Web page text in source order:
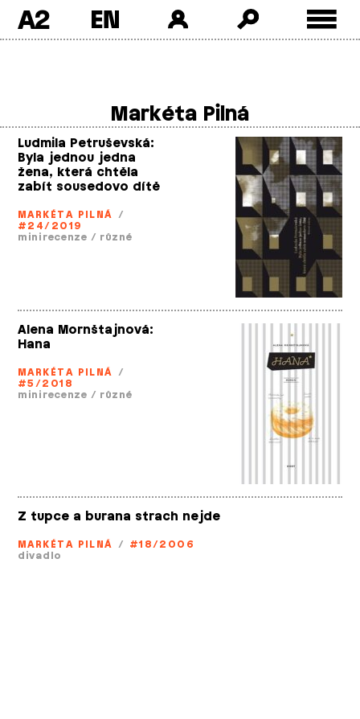
A2
Markéta Pilná
Ludmila Petruševská:
Byla jednou jedna
žena, která chtěla
zabít sousedovo dítě
MARKÉTA PILNÁ /
#24/2019
minirecenze / různé
Alena Mornštajnová:
Hana
MARKÉTA PILNÁ /
#5/2018
minirecenze / různé
Z tupce a burana strach nejde
MARKÉTA PILNÁ / #18/2006
divadlo